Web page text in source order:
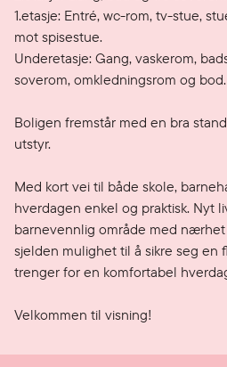
1.etasje: Entré, wc-rom, tv-stue,
mot spisestue.
Underetasje: Gang, vaskerom,
soverom, omkledningsrom og bod.
Boligen fremstår med en bra
utstyr.
Med kort vei til både skole,
hverdagen enkel og praktisk. Nyt
barnevennlig område med
sjelden mulighet til å sikre seg en
trenger for en komfortabel
Velkommen til visning!